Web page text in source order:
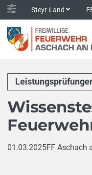
Steyr-Land
01.03.2025FF Aschach